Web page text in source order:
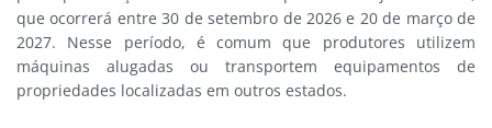
que ocorrerá entre 30 de setembro de 2026 e 20 de março de
2027. Nesse período, é comum que produtores utilizem
máquinas alugadas ou transportem equipamentos de
propriedades localizadas em outros estados.